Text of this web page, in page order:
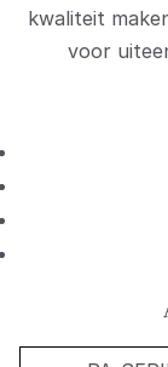
kwaliteit
voor